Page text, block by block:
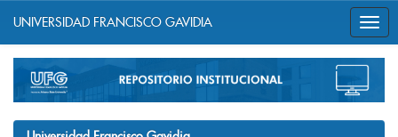
navigation
UNIVERSIDAD FRANCISCO GAVIDIA